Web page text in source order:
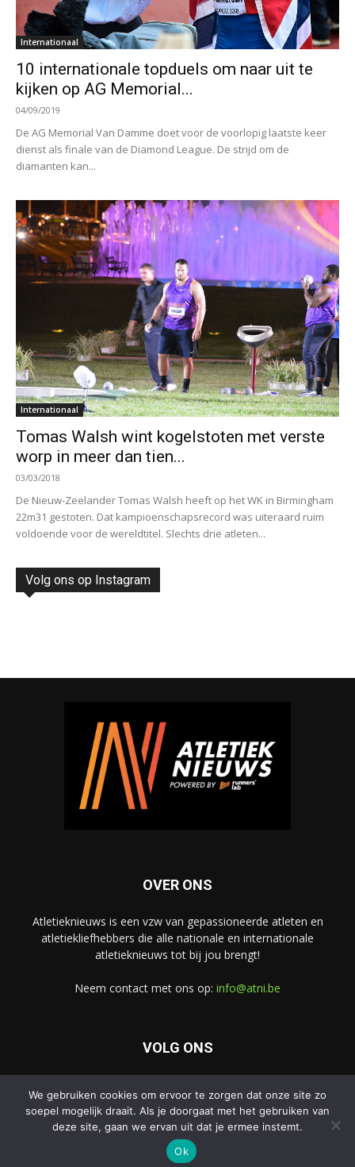
Internationaal
10 internationale topduels om naar uit te
kijken op AG Memorial...
04/09/2019
De AG Memorial Van Damme doet voor de voorlopig laatste keer
dienst als finale van de Diamond League. De strijd om de
diamanten kan...
Internationaal
Tomas Walsh wint kogelstoten met verste
worp in meer dan tien...
03/03/2018
De Nieuw-Zeelander Tomas Walsh heeft op het WK in Birmingham
22m31 gestoten. Dat kampioenschapsrecord was uiteraard ruim
voldoende voor de wereldtitel. Slechts drie atleten...
Volg ons op Instagram
OVER ONS
Atletieknieuws is een vzw van gepassioneerde atleten en
atletiekliefhebbers die alle nationale en internationale
atletieknieuws tot bij jou brengt!
Neem contact met ons op: info@atni.be
VOLG ONS
© Atletieknieuws - Alle rechten voorbehouden
We gebruiken cookies om ervoor te zorgen dat onze site zo
soepel mogelijk draait. Als je doorgaat met het gebruiken van
deze site, gaan we ervan uit dat je ermee instemt.
Ok